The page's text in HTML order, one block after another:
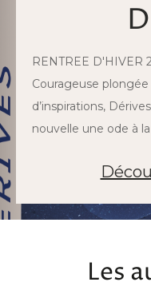
RENTREE D'HIVER
Courageuse
d’inspirations,
nouvelle une ode à
Les